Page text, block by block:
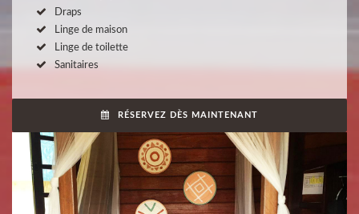
Draps
Linge de maison
Linge de toilette
Sanitaires
RÉSERVEZ DÈS MAINTENANT